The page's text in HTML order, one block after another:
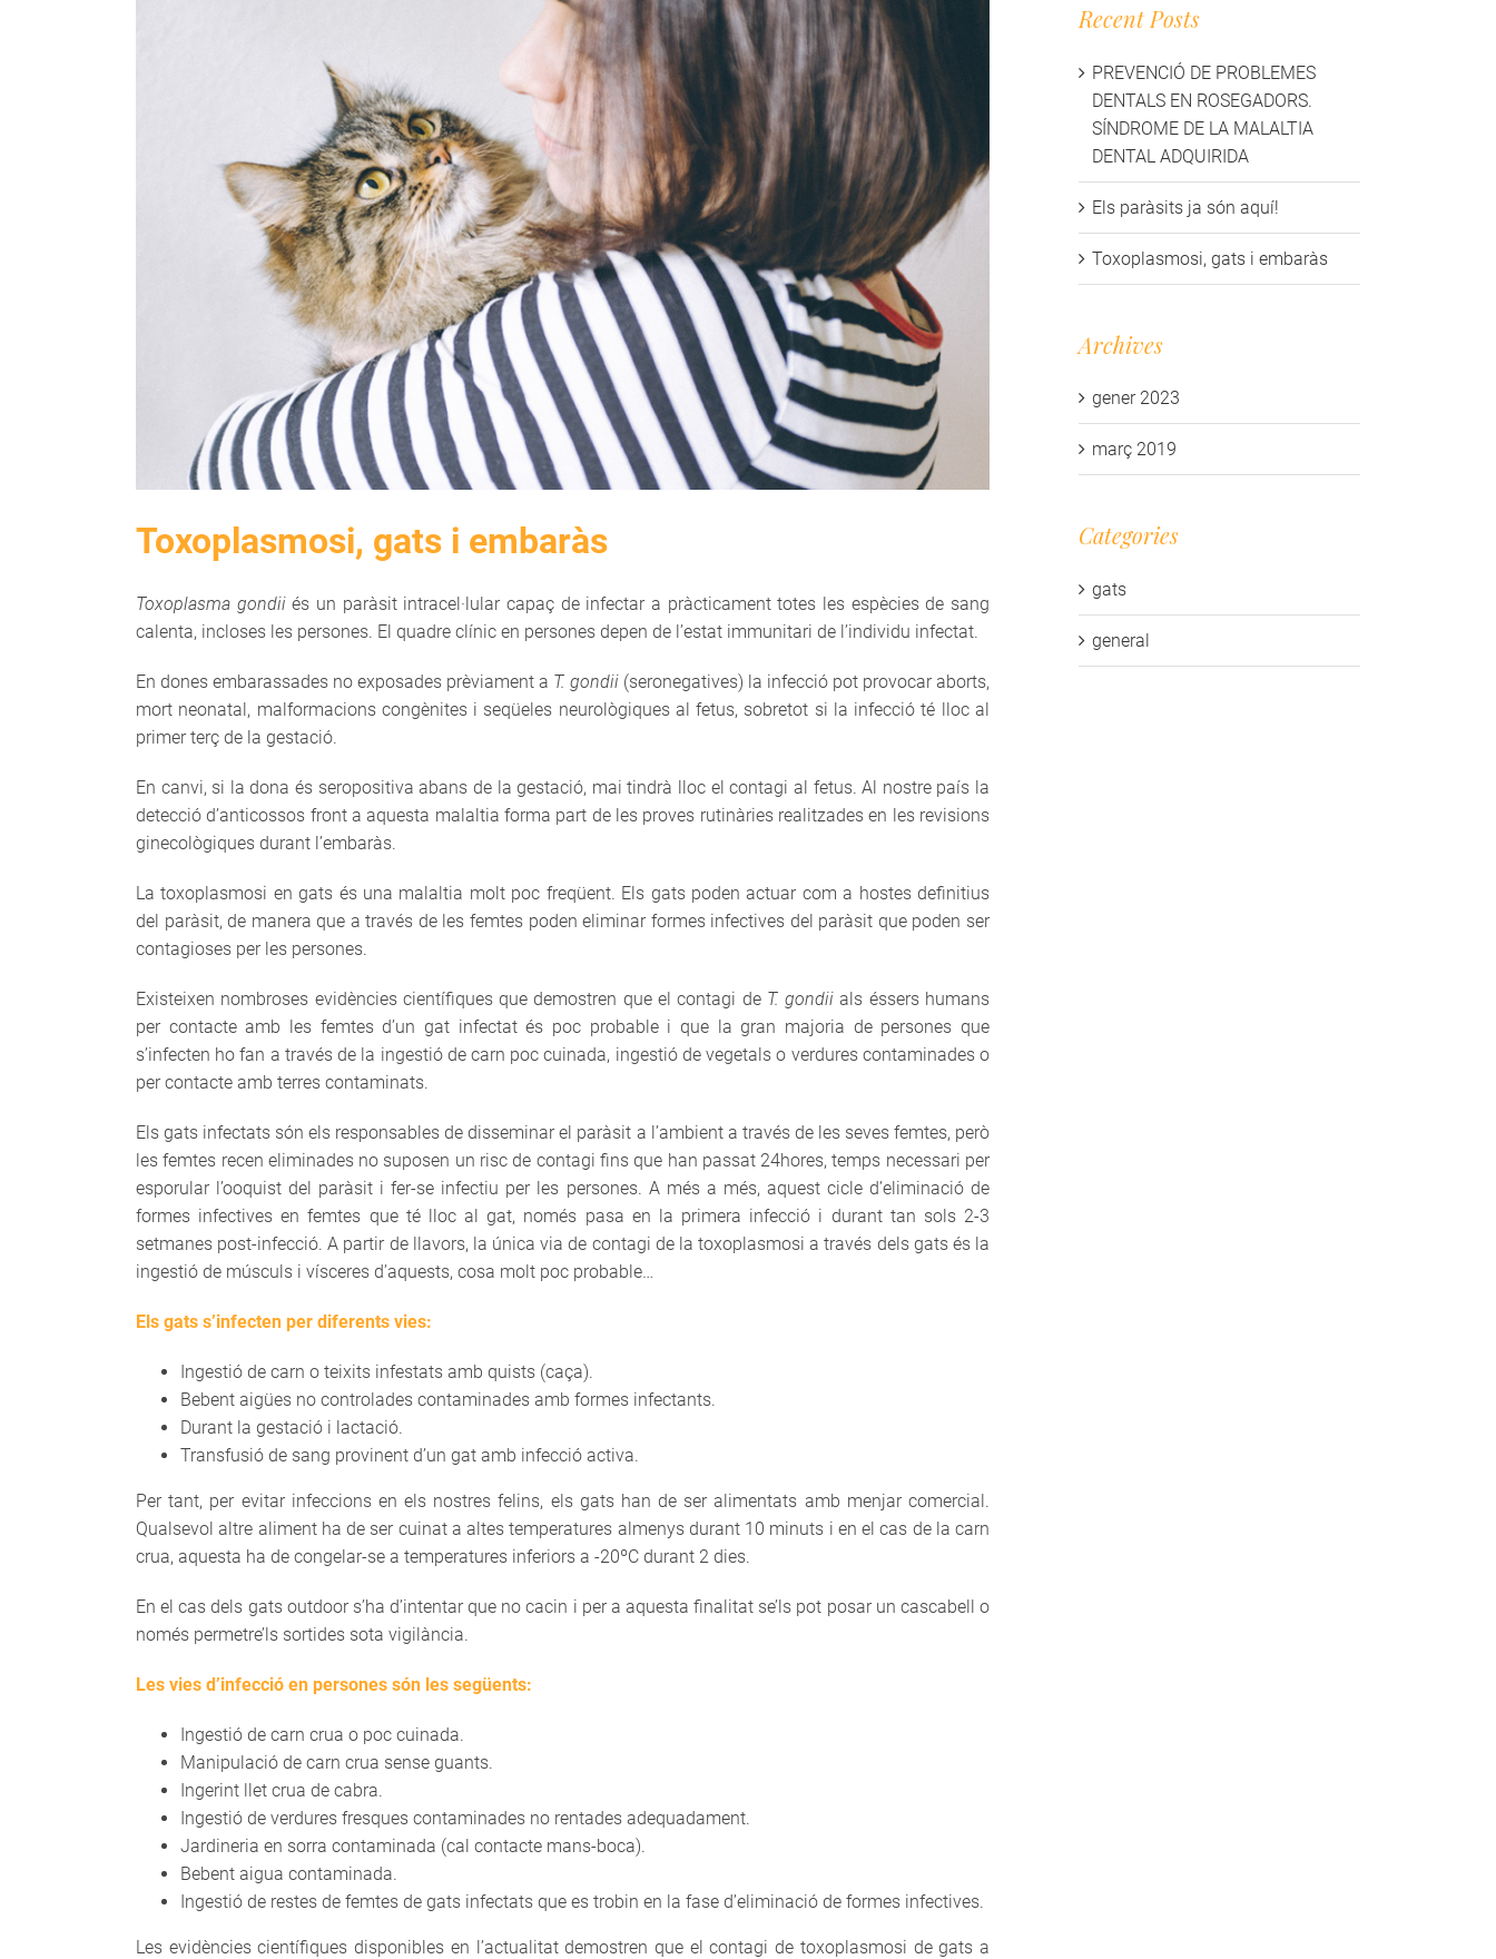
Toxoplasmosi, gats i embaràs
Toxoplasma gondiiés un paràsit intracel·lular capaç de infectar a pràcticament totes les espècies de sang
calenta, incloses les persones. El quadre clínic en persones depen de l’estat immunitari de l’individu infectat.
En dones embarassades no exposades prèviament a T. gondii (seronegatives) la infecció pot provocar aborts,
mort neonatal, malformacions congènites i seqüeles neurològiques al fetus, sobretot si la infecció té lloc al
primer terç de la gestació.
En canvi, si la dona és seropositiva abans de la gestació, mai tindrà lloc el contagi al fetus. Al nostre país la
detecció d’anticossos front a aquesta malaltia forma part de les proves rutinàries realitzades en les revisions
ginecològiques durant l’embaràs.
La toxoplasmosi en gats és una malaltia molt poc freqüent. Els gats poden actuar com a hostes definitius
del paràsit, de manera que a través de les femtes poden eliminar formes infectives del paràsit que poden ser
contagioses per les persones.
Existeixen nombroses evidències científiques que demostren que el contagi de T. gondii als éssers humans
per contacte amb les femtes d’un gat infectat és poc probable i que la gran majoria de persones que
s’infecten ho fan a través de la ingestió de carn poc cuinada, ingestió de vegetals o verdures contaminades o
per contacte amb terres contaminats.
Els gats infectats són els responsables de disseminar el paràsit a l’ambient a través de les seves femtes, però
les femtes recen eliminades no suposen un risc de contagi fins que han passat 24hores, temps necessari per
esporular l’ooquist del paràsit i fer-se infectiu per les persones. A més a més, aquest cicle d’eliminació de
formes infectives en femtes que té lloc al gat, només pasa en la primera infecció i durant tan sols 2-3
setmanes post-infecció. A partir de llavors, la única via de contagi de la toxoplasmosi a través dels gats és la
ingestió de músculs i vísceres d’aquests, cosa molt poc probable…
Els gats s’infecten per diferents vies:
Ingestió de carn o teixits infestats amb quists (caça).
Bebent aigües no controlades contaminades amb formes infectants.
Durant la gestació i lactació.
Transfusió de sang provinent d’un gat amb infecció activa.
Per tant, per evitar infeccions en els nostres felins, els gats han de ser alimentats amb menjar comercial.
Qualsevol altre aliment ha de ser cuinat a altes temperatures almenys durant 10 minuts i en el cas de la carn
crua, aquesta ha de congelar-se a temperatures inferiors a -20ºC durant 2 dies.
En el cas dels gats outdoor s’ha d’intentar que no cacin i per a aquesta finalitat se’ls pot posar un cascabell o
només permetre’ls sortides sota vigilància.
Les vies d’infecció en persones són les següents:
Ingestió de carn crua o poc cuinada.
Manipulació de carn crua sense guants.
Ingerint llet crua de cabra.
Ingestió de verdures fresques contaminades no rentades adequadament.
Jardineria en sorra contaminada (cal contacte mans-boca).
Bebent aigua contaminada.
Ingestió de restes de femtes de gats infectats que es trobin en la fase d’eliminació de formes infectives.
Les evidències científiques disponibles en l’actualitat demostren que el contagi de toxoplasmosi de gats a
Recent Posts
PREVENCIÓ DE PROBLEMES
DENTALS EN ROSEGADORS.
SÍNDROME DE LA MALALTIA
DENTAL ADQUIRIDA
Els paràsits ja són aquí!
Toxoplasmosi, gats i embaràs
Archives
gener 2023
març 2019
Categories
gats
general